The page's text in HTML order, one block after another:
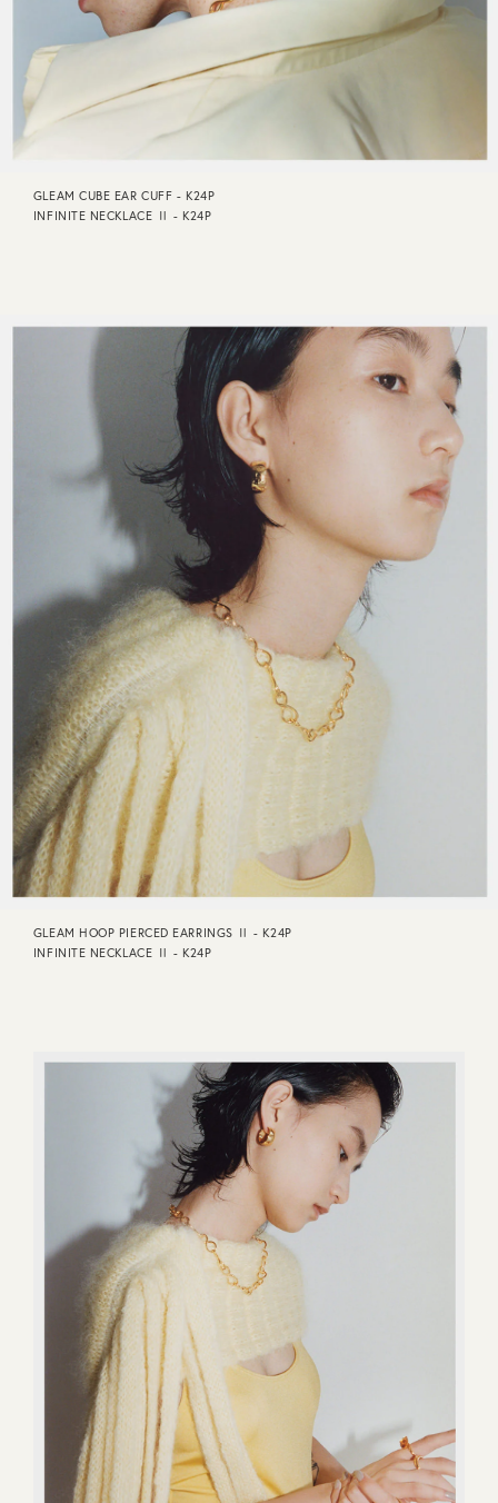
GLEAM CUBE EAR CUFF - K24P
INFINITE NECKLACE Ⅱ - K24P
GLEAM HOOP PIERCED EARRINGS Ⅱ - K24P
INFINITE NECKLACE Ⅱ - K24P